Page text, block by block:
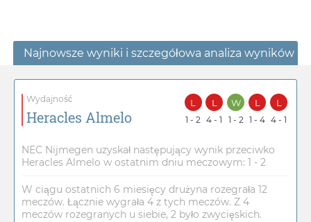
Najnowsze wyniki i szczegółowa analiza wyników
Wydajność
Heracles Almelo
L
1 - 2
L
4 - 1
W
1 - 2
L
1 - 4
L
4 - 1
NEC Nijmegen uzyskał następujący wynik przeciwko
Heracles Almelo w ostatnim dniu meczowym: 1 - 2
W ciągu ostatnich 6 miesięcy drużyna rozegrała 12
meczów. Łącznie wygrała 4 z tych meczów. Z 4
meczów rozegranych u siebie, 2 było zwycięskich.